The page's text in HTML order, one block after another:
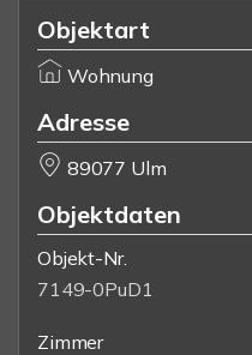
Objektart
Wohnung
Adresse
89077 Ulm
Objektdaten
Objekt-Nr.
7149-0PuD1
Zimmer